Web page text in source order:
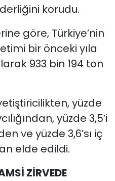
korudu.
göre, Türkiye’nin
bir önceki yıla
933 bin 194 ton
yüzde
yüzde 3,5’i
ve yüzde 3,6’sı iç
elde edildi.
ZİRVEDE